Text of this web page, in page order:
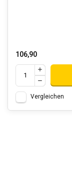
106,90
Vergleichen